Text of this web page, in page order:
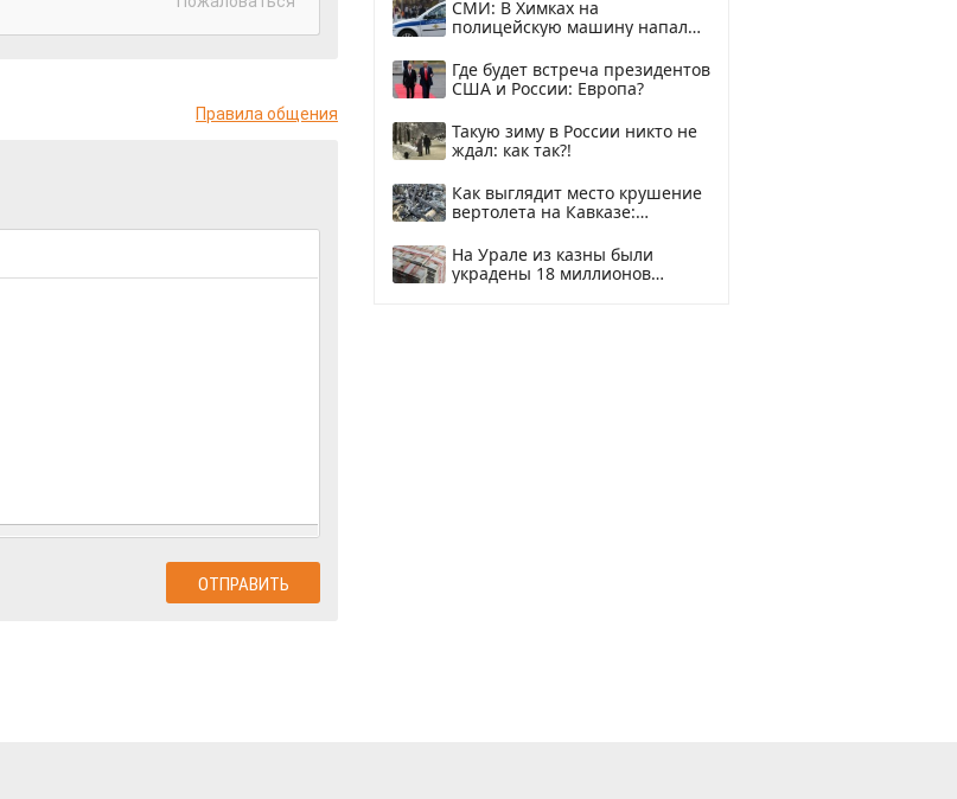
Правила общения
СМИ: В Химках на
полицейскую машину напали
Где будет встреча президентов
США и России: Европа?
Такую зиму в России никто не
ждал: как так?!
Как выглядит место крушение
вертолета на Кавказе:
На Урале из казны были
украдены 18 миллионов